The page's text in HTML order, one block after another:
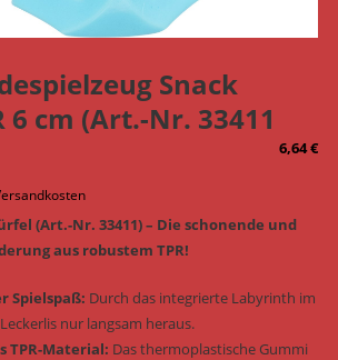
Snack
6 cm (Art.-Nr. 33411
6,64€
(Art.-Nr. 33411) – Die schonende und
aus robustem TPR!
Spielspaß: Durch das integrierte Labyrinth im
nur langsam heraus.
TPR-Material: Das thermoplastische Gummi